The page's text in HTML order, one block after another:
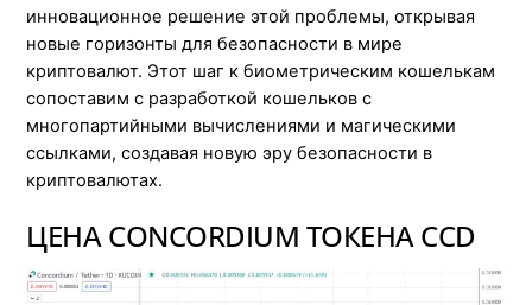
инновационное решение этой проблемы, открывая
новые горизонты для безопасности в мире
криптовалют. Этот шаг к биометрическим кошелькам
сопоставим с разработкой кошельков с
многопартийными вычислениями и магическими
ссылками, создавая новую эру безопасности в
криптовалютах.
ЦЕНА CONCORDIUM ТОКЕНА CCD